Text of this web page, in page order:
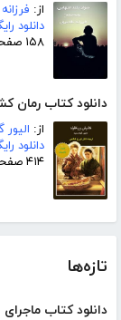
از:
دانلود
۱۵۸ صفحه
دانلود کتاب رمان
از:
دانلود
۴۱۴ صفحه
تازه‌ها
دانلود کتاب